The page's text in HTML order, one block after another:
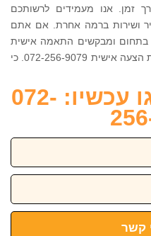
זמן. אנו מעמידים לרשותכם
ושירות ברמה אחרת. אם אתם
ומבקשים התאמה אישית
מושלמת, צרו קשר עם מומחינו לקבלת הצעה אישית 072-256-9079. כי
לייעוץ חינם חייגו עכשיו: 072-
קשר